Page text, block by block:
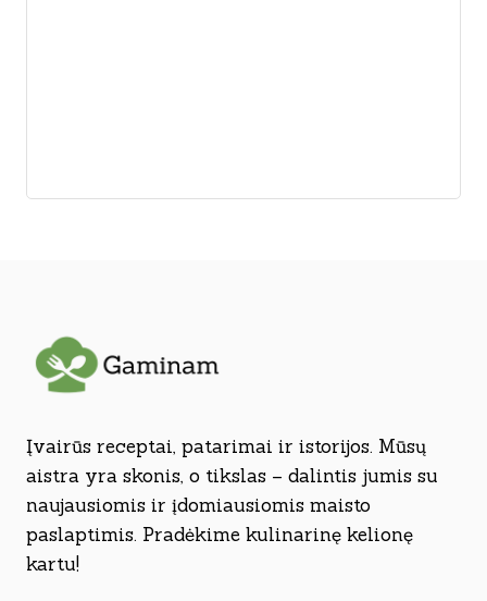
Įvairūs receptai, patarimai ir istorijos. Mūsų
aistra yra skonis, o tikslas – dalintis jumis su
naujausiomis ir įdomiausiomis maisto
paslaptimis. Pradėkime kulinarinę kelionę
kartu!